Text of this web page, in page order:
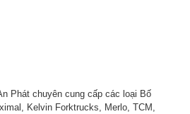
Phát chuyên cung cấp các loại Bố
Kelvin Forktrucks, Merlo, TCM,